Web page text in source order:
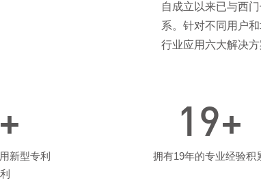
自成立以来已与西
系。针对不同用户
行业应用六大解决
+
新型专利
19+
拥有19年的专业经验积